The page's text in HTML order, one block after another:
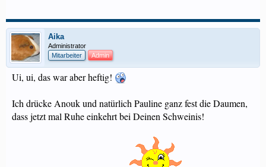
Aika
Administrator
Mitarbeiter
Admin
Ui, ui, das war aber heftig!
Ich drücke Anouk und natürlich Pauline ganz fest die Daumen,
dass jetzt mal Ruhe einkehrt bei Deinen Schweinis!